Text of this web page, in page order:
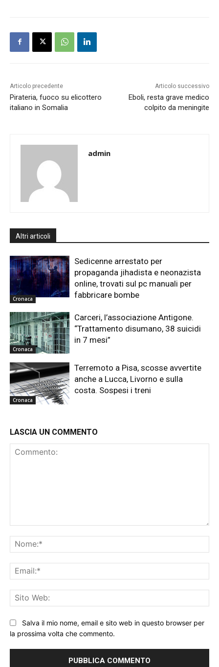
Articolo precedente
Pirateria, fuoco su elicottero
italiano in Somalia
Articolo successivo
Eboli, resta grave medico
colpito da meningite
admin
Altri articoli
Cronaca
Sedicenne arrestato per
propaganda jihadista e neonazista
online, trovati sul pc manuali per
fabbricare bombe
Cronaca
Carceri, l’associazione Antigone.
“Trattamento disumano, 38 suicidi
in 7 mesi”
Cronaca
Terremoto a Pisa, scosse avvertite
anche a Lucca, Livorno e sulla
costa. Sospesi i treni
LASCIA UN COMMENTO
Salva il mio nome, email e sito web in questo browser per
la prossima volta che commento.